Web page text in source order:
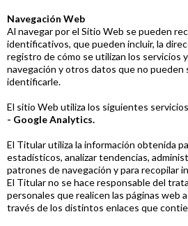
Navegación Web
Al navegar por el Sitio Web se pueden
identificativos, que pueden incluir, la
registro de cómo se utilizan los servicios
navegación y otros datos que no pueden
identificarle.
El sitio Web utiliza los siguientes
- Google Analytics.
El Titular utiliza la información obtenida
estadísticos, analizar tendencias,
patrones de navegación y para recopilar
El Titular no se hace responsable del
personales que realicen las páginas web
través de los distintos enlaces que